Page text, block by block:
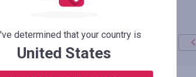
determined that your country is
United States